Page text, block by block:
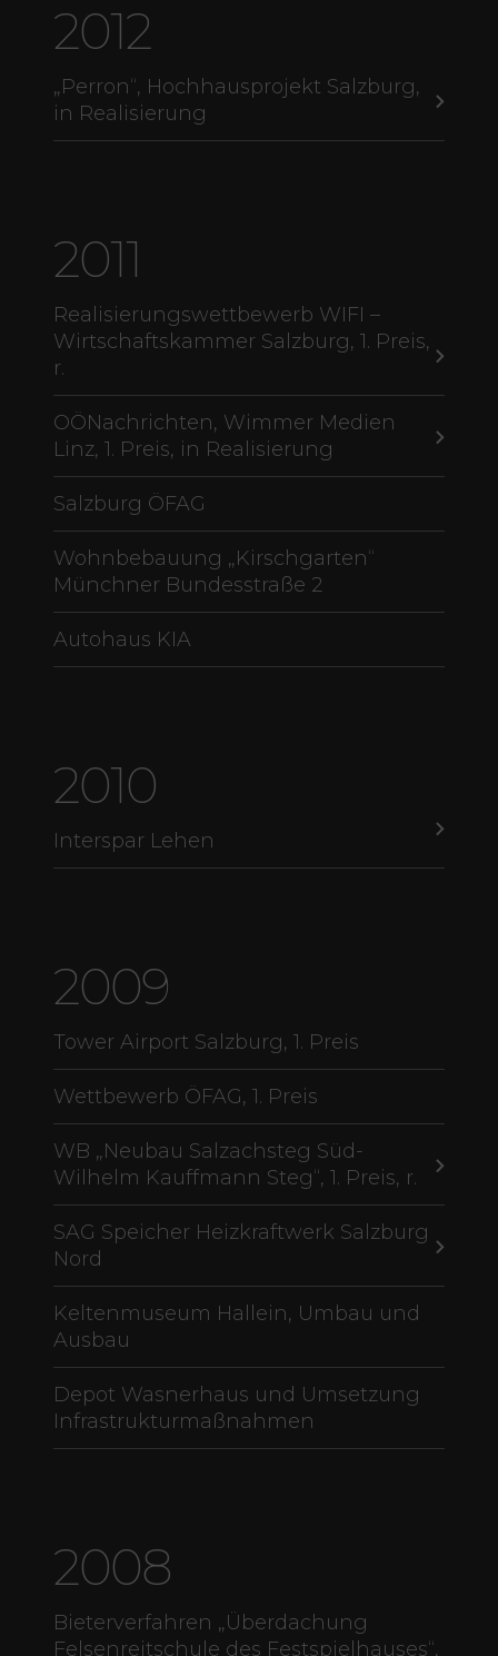
2012
„Perron“, Hochhausprojekt Salzburg,
in Realisierung
2011
Realisierungswettbewerb WIFI –
Wirtschaftskammer Salzburg, 1. Preis,
r.
OÖNachrichten, Wimmer Medien
Linz, 1. Preis, in Realisierung
Salzburg ÖFAG
Wohnbebauung „Kirschgarten“
Münchner Bundesstraße 2
Autohaus KIA
2010
Interspar Lehen
2009
Tower Airport Salzburg, 1. Preis
Wettbewerb ÖFAG, 1. Preis
WB „Neubau Salzachsteg Süd-
Wilhelm Kauffmann Steg“, 1. Preis, r.
SAG Speicher Heizkraftwerk Salzburg
Nord
Keltenmuseum Hallein, Umbau und
Ausbau
Depot Wasnerhaus und Umsetzung
Infrastrukturmaßnahmen
2008
Bieterverfahren „Überdachung
Felsenreitschule des Festspielhauses“,